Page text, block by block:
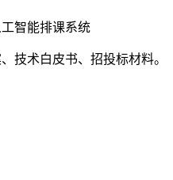
智能排课系统
技术白皮书、招投标材料。